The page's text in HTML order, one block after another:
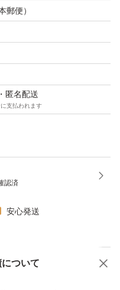
す
を目安に美味しく召し
管してください。
す
郵便）
匿名配送
支払われます
認済
安心発送
ついて商品への質問